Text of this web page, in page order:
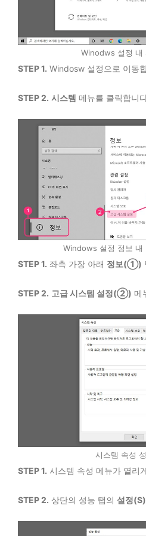
Winodws 설정 내
STEP 1. Windosw 설정으로 이동
STEP 2. 시스템 메뉴를 클릭합니
Windows 설정 정보 내
STEP 1. 좌측 가장 아래 정보(①)
STEP 2. 고급 시스템 설정(②) 메
시스템 속성
STEP 1. 시스템 속성 메뉴가 열리
STEP 2. 상단의 성능 탭의 설정(S)